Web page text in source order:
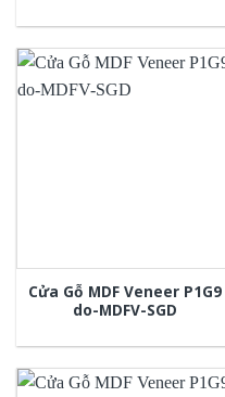
Cửa Gỗ MDF Veneer P1G9
do-MDFV-SGD